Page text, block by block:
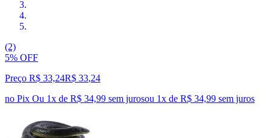
(2)
5% OFF
Preço R$ 33,24R$ 33,24
no Pix Ou 1x de R$ 34,99 sem jurosou 1x de R$ 34,99 sem juros